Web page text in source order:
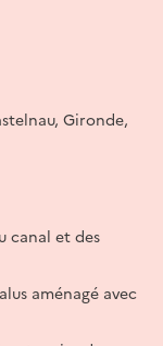
Gironde,
canal et des
aménagé avec